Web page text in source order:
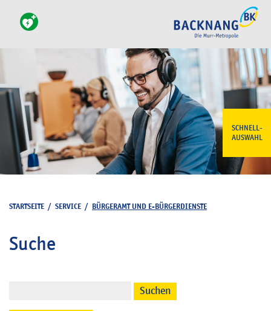
SCHNELL-
AUSWAHL
STARTSEITE / SERVICE / BÜRGERAMT UND E-BÜRGERDIENSTE
Suche
Suchen